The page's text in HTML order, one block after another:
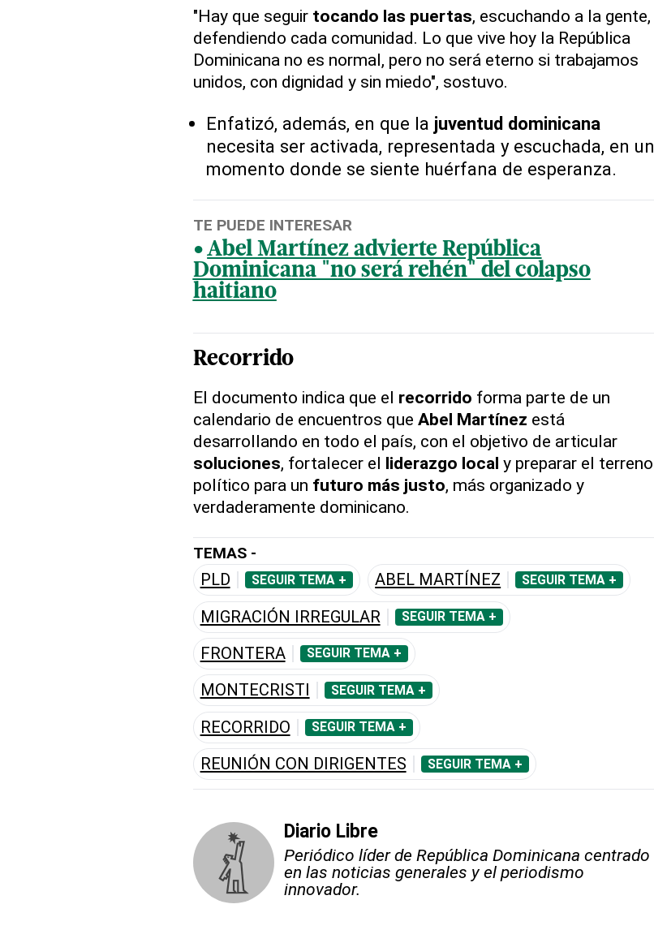
"Hay que seguir tocando las puertas, escuchando a la gente,
defendiendo cada comunidad. Lo que vive hoy la República
Dominicana no es normal, pero no será eterno si trabajamos
unidos, con dignidad y sin miedo", sostuvo.
Enfatizó, además, en que la juventud dominicana
necesita ser activada, representada y escuchada, en un
momento donde se siente huérfana de esperanza.
TE PUEDE INTERESAR
Abel Martínez advierte República
Dominicana "no será rehén" del colapso
haitiano
Recorrido
El documento indica que el recorrido forma parte de un
calendario de encuentros que Abel Martínez está
desarrollando en todo el país, con el objetivo de articular
soluciones, fortalecer el liderazgo local y preparar el terreno
político para un futuro más justo, más organizado y
verdaderamente dominicano.
TEMAS -
PLD SEGUIR TEMA + ABEL MARTÍNEZ SEGUIR TEMA +
MIGRACIÓN IRREGULAR SEGUIR TEMA +
FRONTERA SEGUIR TEMA +
MONTECRISTI SEGUIR TEMA +
RECORRIDO SEGUIR TEMA +
REUNIÓN CON DIRIGENTES SEGUIR TEMA +
Diario Libre
Periódico líder de República Dominicana centrado
en las noticias generales y el periodismo
innovador.